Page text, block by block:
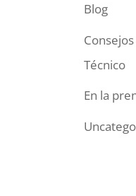
Blog
Técnico
En la